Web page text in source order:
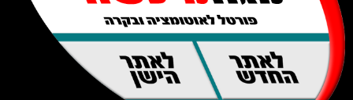
לאתר
החדש
לאתר
הישן